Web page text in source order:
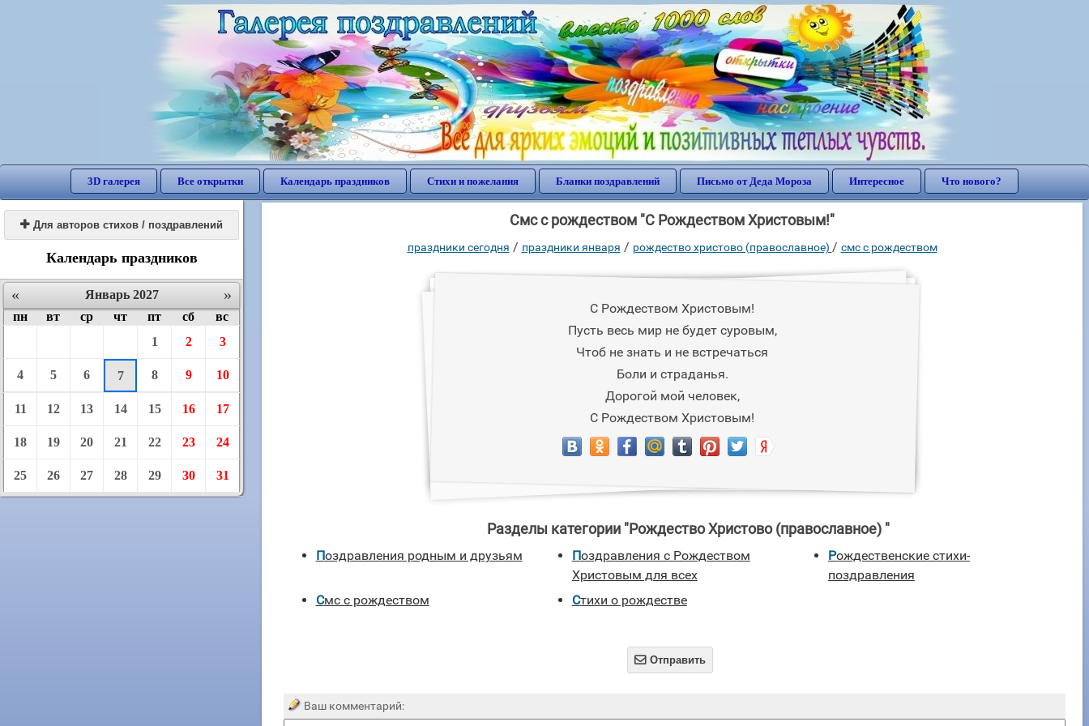
3D галерея Все открытки Календарь праздников Стихи и пожелания Бланки поздравлений Письмо от Деда Мороза Интересное Что нового?
 Для авторов стихов / поздравлений
Календарь праздников
« »
Январь 2027
пн
вт ср чт пт сб
вс
1
2 3
4 5 6 7 8 9 10
11 12 13 14 15 16 17
18 19 20 21 22 23 24
25 26 27 28 29 30 31
Смс с рождеством "С Рождеством Христовым!"
праздники сегодня / праздники января / рождество христово (православное) / смс с рождеством
С Рождеством Христовым!
Пусть весь мир не будет суровым,
Чтоб не знать и не встречаться
Боли и страданья.
Дорогой мой человек,
С Рождеством Христовым!
Разделы категории "Рождество Христово (православное) "
поздравления родным и друзьям
Поздравления с Рождеством
Христовым для всех
Рождественские стихи-
поздравления
смс с рождеством
стихи о рождестве
 Отправить
Ваш комментарий: